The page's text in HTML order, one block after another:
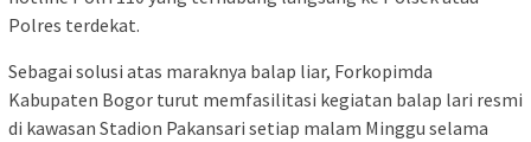
Polres terdekat.
Sebagai solusi atas maraknya balap liar, Forkopimda
Kabupaten Bogor turut memfasilitasi kegiatan balap lari resmi
di kawasan Stadion Pakansari setiap malam Minggu selama